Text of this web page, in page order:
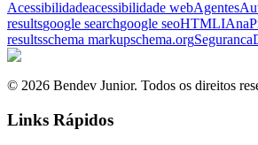
Acessibilidadeacessibilidade web
resultsgoogle searchgoogle seoHTML
resultsschema markupschema.org
© 2026 Bendev Junior. Todos os direitos
Links Rápidos